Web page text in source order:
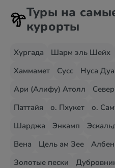
Туры на
курорты
Хургада Шарм эль Шейх
Хаммамет
Сусс
Нуса
Ари (Алифу) Атолл
Паттайя
о. Пхукет о.
Шарджа
Энкамп
Вена
Цель ам Зее
Золотые пески